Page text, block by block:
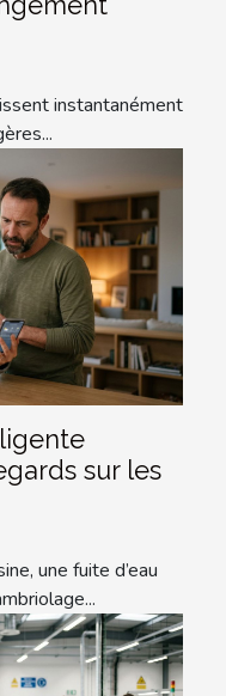
instantanément
sur les
une fuite d’eau